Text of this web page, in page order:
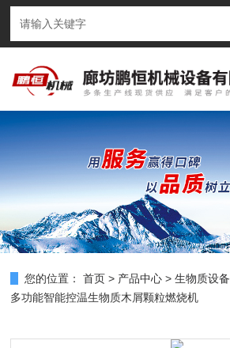
您的位置： 首页 > 产品中心 >生物质设备
多功能智能控温生物质木屑颗粒燃烧机